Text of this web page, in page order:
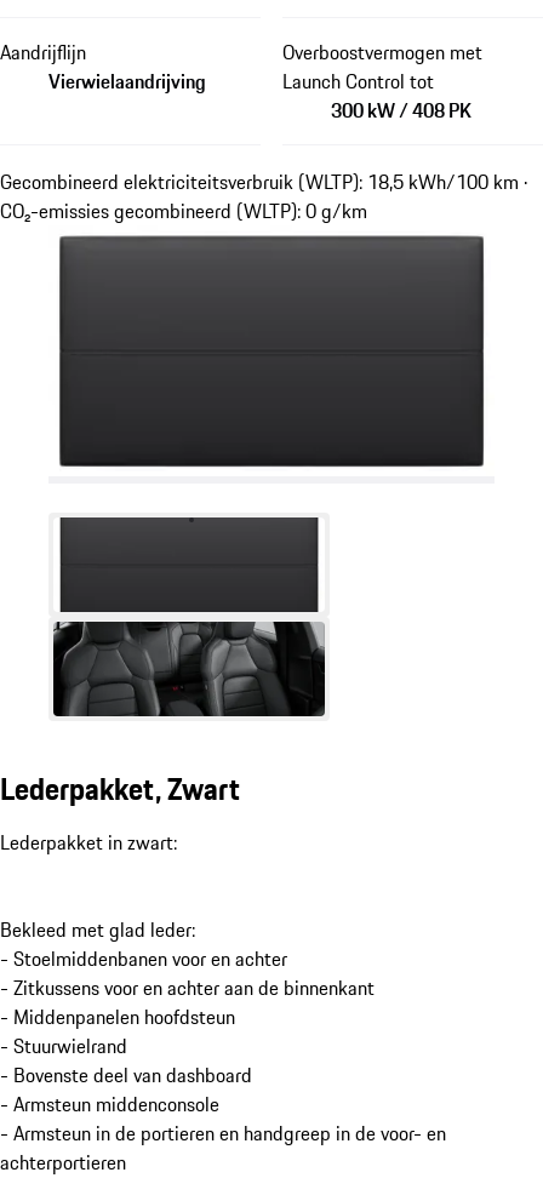
Aandrijflijn
Vierwielaandrijving
Overboostvermogen met
Launch Control tot
300 kW / 408 PK
Gecombineerd elektriciteitsverbruik (WLTP): 18,5 kWh/100 km ·
CO₂-emissies gecombineerd (WLTP): 0 g/km
Lederpakket, Zwart
Lederpakket in zwart:
Bekleed met glad leder:
- Stoelmiddenbanen voor en achter
- Zitkussens voor en achter aan de binnenkant
- Middenpanelen hoofdsteun
- Stuurwielrand
- Bovenste deel van dashboard
- Armsteun middenconsole
- Armsteun in de portieren en handgreep in de voor- en
achterportieren